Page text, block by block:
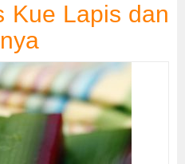
Kue Lapis dan